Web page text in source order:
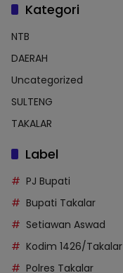
Kategori
NTB
DAERAH
Uncategorized
SULTENG
TAKALAR
Label
PJ Bupati
Bupati Takalar
Setiawan Aswad
Kodim 1426/Takalar
Polres Takalar